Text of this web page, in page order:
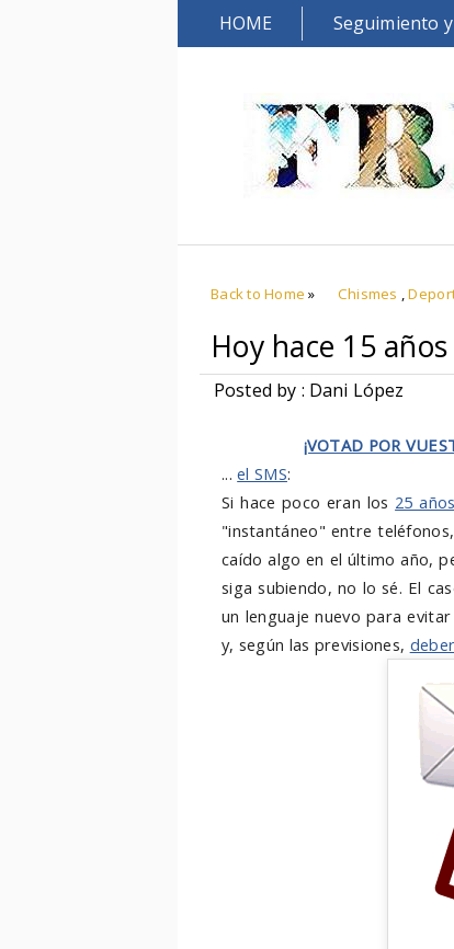
HOME Seguimiento
Back to Home » Chismes ,
Hoy hace 15
Posted by : Dani López
¡VOTAD POR
...el SMS:
Si hace poco eran los 25
"instantáneo" entre
caído algo en el último año,
siga subiendo, no lo sé. El
un lenguaje nuevo para
y, según las previsiones,